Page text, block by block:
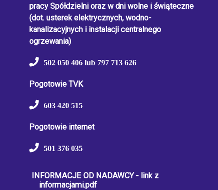
pracy Spółdzielni oraz w dni wolne i świąteczne
(dot. usterek elektrycznych, wodno-
kanalizacyjnych i instalacji centralnego
ogrzewania)
502 050 406 lub 797 713 626
Pogotowie TVK
603 420 515
Pogotowie internet
501 376 035
INFORMACJE OD NADAWCY - link z
informacjami.pdf